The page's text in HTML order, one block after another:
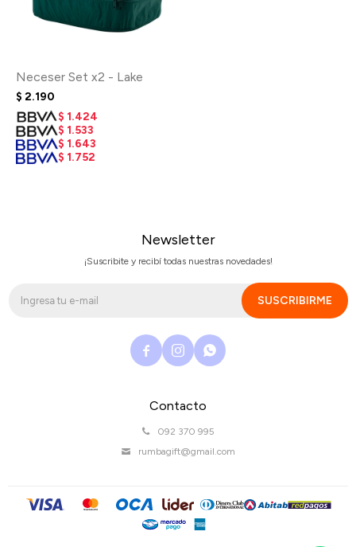
Neceser Set x2 - Lake
$ 2.190
$ 1.424
$ 1.533
$ 1.643
$ 1.752
Contacto
092 370 995
rumbagift@gmail.com
Newsletter
¡Suscribite y recibí todas nuestras novedades!
SUSCRIBIRME
  